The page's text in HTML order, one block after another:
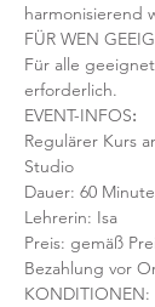
harmonisierend
FÜR WEN
Für alle
erforderlich.
EVENT-INFOS:
Regulärer Kurs
Studio
Dauer: 60
Lehrerin: Isa
Preis: gemäß
Bezahlung vor
KONDITIONEN: